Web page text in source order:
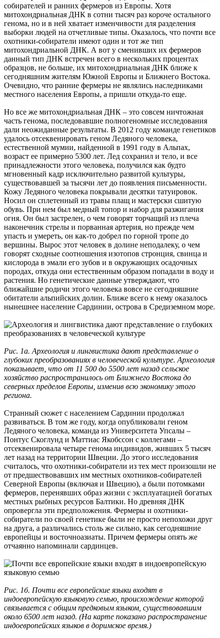
собирателей и ранних фермеров из Европы. Хотя
митохондриальная ДНК в сотни тысяч раз короче остального
генома, но и в ней хватает изменчивости для разделения
выборки людей на отчетливые типы. Оказалось, что почти все
охотники-собиратели имеют один и тот же тип
митохондриальной ДНК. А вот у сменивших их фермеров
данный тип ДНК встречен всего в нескольких процентах
образцов, не больше, их митохондриальная ДНК ближе к
сегодняшним жителям Южной Европы и Ближнего Востока.
Очевидно, что ранние фермеры не являлись наследниками
местного населения Европы, а пришли откуда-то еще.
Но все же митохондриальная ДНК – это совсем ничтожная
часть генома, последовавшие полногеномные исследования
дали неожиданные результаты. В 2012 году команде генетиков
удалось отсеквенировать геном Ледяного человека,
естественной мумии, найденной в 1991 году в Альпах,
возраст ее примерно 5300 лет. Лед сохранил и тело, и все
принадлежности этого человека, получился как будто
мгновенный кадр исключительно развитой культуры,
существовавшей за тысячи лет до появления письменности.
Кожу Ледяного человека покрывали десятки татуировок.
Носил он сплетенный из травы плащ и мастерски сшитую
обувь. При нем был медный топор и набор для разжигания
огня. Он был застрелен, о чем говорят торчащий из плеча
наконечник стрелы и порванная артерия, но прежде чем
упасть и умереть, он как-то добрел по горной тропе до
вершины. Вырос этот человек в долине неподалеку, о чем
говорят сходные соотношения изотопов стронция, свинца и
кислорода в эмали его зубов и в окружающих осадочных
породах, откуда они естественным образом попадали в воду и
растения. Но генетические данные утверждают, что
ближайшие родичи этого человека вовсе не сегодняшние
обитатели альпийских долин. Ближе всего к нему оказалось
нынешнее население Сардинии, острова в Средиземном море.
Рис. 1а. Археология и лингвистика дают представление о
глубоких преобразованиях в человеческой культуре. Археология
показывает, что от 11 500 до 5500 лет назад сельское
хозяйство распространилось от Ближнего Востока до
северных пределов Европы, изменив всю экономику этого
региона.
Странный сюжет с населением Сардинии продолжал
развиваться. В том же году, когда опубликовали геном
Ледяного человека, команда из Университета Упсалы –
Понтус Скоглунд и Маттиас Якобссон с коллегами –
отсеквенировала четыре генома индивидов, живших 5 тысяч
лет назад на территории Швеции. До этого исследования
считалось, что охотники-собиратели из тех мест произошли не
от предшествовавших им местных охотников-собирателей
Северной Европы (включая и Швецию), а были потомками
фермеров, перенявших образ жизни с эксплуатацией богатых
местных рыбных ресурсов Балтики. Но древняя ДНК
опровергла эти предположения. Фермеры и охотники-
собиратели по своей генетике были не просто непохожи друг
на друга, а различались столь же сильно, как сегодняшние
европейцы и восточноазиаты. Причем фермеры опять же
отчаянно напоминали сардинцев.
Рис. 1б. Почти все европейские языки входят в
индоевропейскую языковую семью, происхождение которой
связывается с общим предковым языком, существовавшим
около 6500 лет назад. (На карте показано распространение
индоевропейских языков в доримское время.)